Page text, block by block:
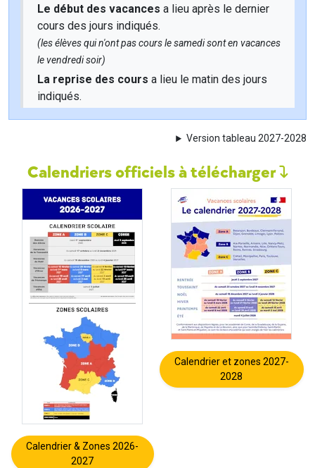
Le début des vacances a lieu après le dernier
cours des jours indiqués.
(les élèves qui n'ont pas cours le samedi sont en vacances
le vendredi soir)
La reprise des cours a lieu le matin des jours
indiqués.
Version tableau 2027-2028
Calendriers officiels à télécharger
Calendrier & Zones 2026-
2027
Calendrier et zones 2027-
2028